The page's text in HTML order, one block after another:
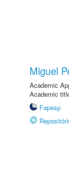
Miguel
Academic
Academic
Fapesp